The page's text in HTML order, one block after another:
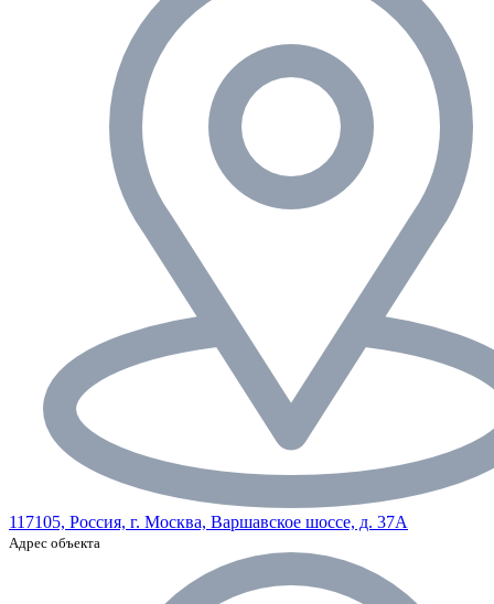
117105, Россия, г. Москва, Варшавское шоссе, д. 37А
Адрес объекта